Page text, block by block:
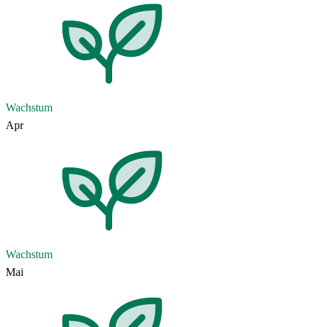
Wachstum
Apr
Wachstum
Mai